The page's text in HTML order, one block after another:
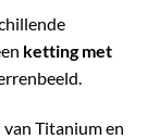
ketting met
Titanium en